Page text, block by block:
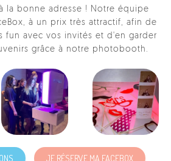
la bonne adresse ! Notre équipe
à un prix très attractif, afin de
fun avec vos invités et d'en garder
grâce à notre photobooth.
JE RÉSERVE MA FACEBOX